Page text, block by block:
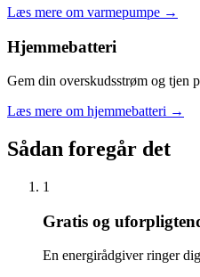
Læs mere om varmepumpe →
Hjemmebatteri
Gem din overskudsstrøm og tjen
Læs mere om hjemmebatteri →
Sådan foregår det
1
Gratis og
En energirådgiver ringer